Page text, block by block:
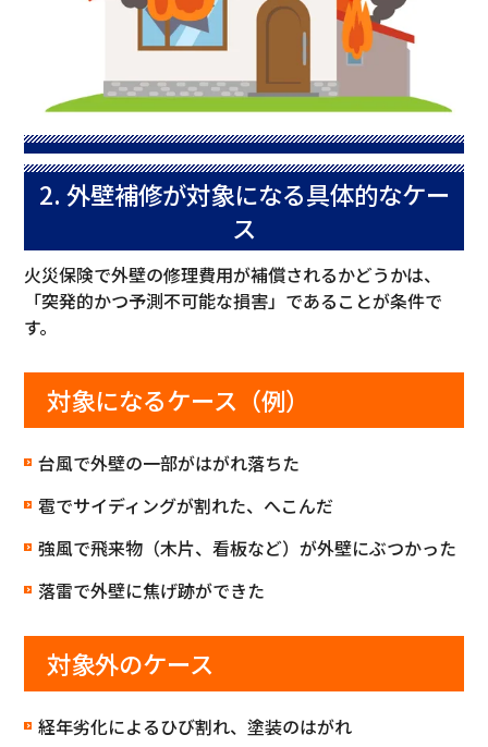
2. 外壁補修が対象になる具体的なケー
ス
火災保険で外壁の修理費用が補償されるかどうかは、
「突発的かつ予測不可能な損害」であることが条件で
す。
対象になるケース（例）
台風で外壁の一部がはがれ落ちた
雹でサイディングが割れた、へこんだ
強風で飛来物（木片、看板など）が外壁にぶつかった
落雷で外壁に焦げ跡ができた
対象外のケース
経年劣化によるひび割れ、塗装のはがれ